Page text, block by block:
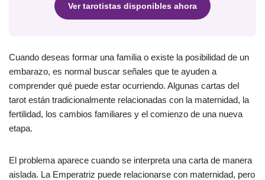
Ver tarotistas disponibles ahora
Cuando deseas formar una familia o existe la posibilidad de un
embarazo, es normal buscar señales que te ayuden a
comprender qué puede estar ocurriendo. Algunas cartas del
tarot están tradicionalmente relacionadas con la maternidad, la
fertilidad, los cambios familiares y el comienzo de una nueva
etapa.
El problema aparece cuando se interpreta una carta de manera
aislada. La Emperatriz puede relacionarse con maternidad, pero